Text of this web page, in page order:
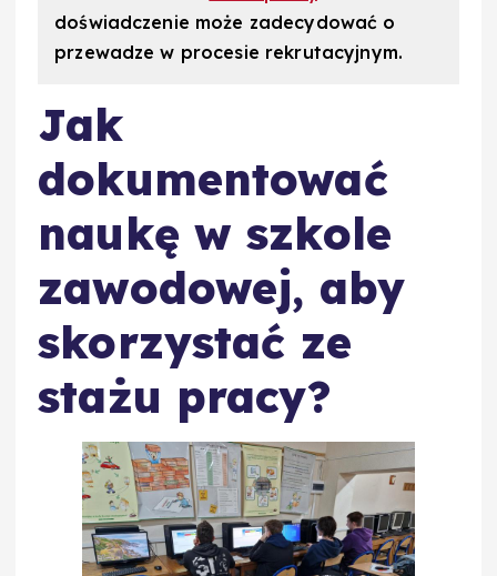
doświadczenie może zadecydować o
przewadze w procesie rekrutacyjnym.
Jak
dokumentować
naukę w szkole
zawodowej, aby
skorzystać ze
stażu pracy?